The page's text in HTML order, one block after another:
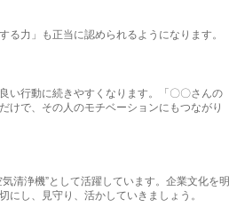
る力」も正当に認められるようになります。
い行動に続きやすくなります。「〇〇さんの
けで、その人のモチベーションにもつながり
清浄機”として活躍しています。企業文化を明
にし、見守り、活かしていきましょう。